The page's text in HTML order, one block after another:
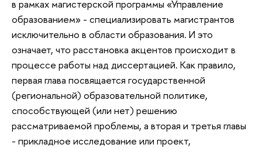
в рамках магистерской программы «Управление
образованием» - специализировать магистрантов
исключительно в области образования. И это
означает, что расстановка акцентов происходит в
процессе работы над диссертацией. Как правило,
первая глава посвящается государственной
(региональной) образовательной политике,
способствующей (или нет) решению
рассматриваемой проблемы, а вторая и третья главы
- прикладное исследование или проект,